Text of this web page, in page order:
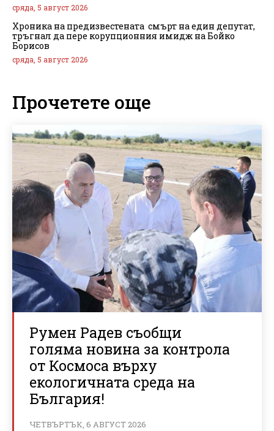
сряда, 5 август 2026
Хроника на предизвестената смърт на един депутат,
тръгнал да пере корупционния имидж на Бойко
Борисов
сряда, 5 август 2026
Прочетете още
Румен Радев съобщи
голяма новина за контрола
от Космоса върху
екологичната среда на
България!
ЧЕТВЪРТЪК, 6 АВГУСТ 2026